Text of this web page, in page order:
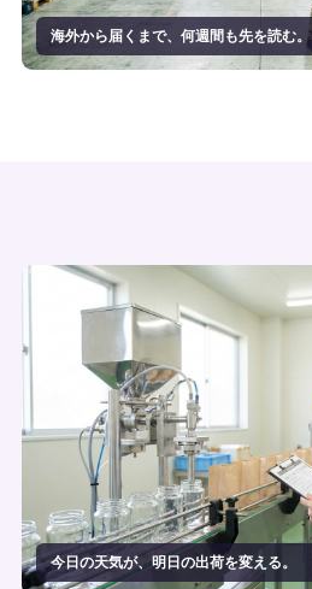
海外から届くまで、何週間も先を読む。
今日の天気が、明日の出荷を変える。